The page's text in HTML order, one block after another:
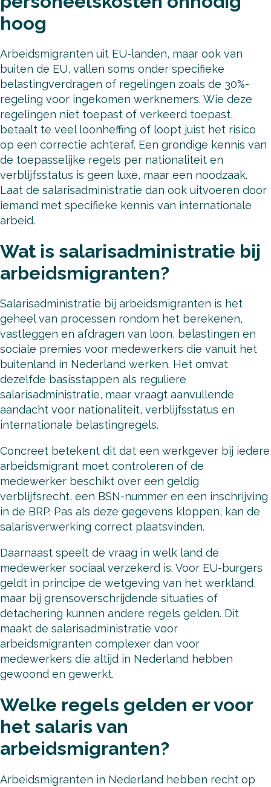
hoog
Arbeidsmigranten uit EU-landen, maar ook van
buiten de EU, vallen soms onder specifieke
belastingverdragen of regelingen zoals de 30%-
regeling voor ingekomen werknemers. Wie deze
regelingen niet toepast of verkeerd toepast,
betaalt te veel loonheffing of loopt juist het risico
op een correctie achteraf. Een grondige kennis van
de toepasselijke regels per nationaliteit en
verblijfsstatus is geen luxe, maar een noodzaak.
Laat de salarisadministratie dan ook uitvoeren door
iemand met specifieke kennis van internationale
arbeid.
Wat is salarisadministratie bij
arbeidsmigranten?
Salarisadministratie bij arbeidsmigranten is het
geheel van processen rondom het berekenen,
vastleggen en afdragen van loon, belastingen en
sociale premies voor medewerkers die vanuit het
buitenland in Nederland werken. Het omvat
dezelfde basisstappen als reguliere
salarisadministratie, maar vraagt aanvullende
aandacht voor nationaliteit, verblijfsstatus en
internationale belastingregels.
Concreet betekent dit dat een werkgever bij iedere
arbeidsmigrant moet controleren of de
medewerker beschikt over een geldig
verblijfsrecht, een BSN-nummer en een inschrijving
in de BRP. Pas als deze gegevens kloppen, kan de
salarisverwerking correct plaatsvinden.
Daarnaast speelt de vraag in welk land de
medewerker sociaal verzekerd is. Voor EU-burgers
geldt in principe de wetgeving van het werkland,
maar bij grensoverschrijdende situaties of
detachering kunnen andere regels gelden. Dit
maakt de salarisadministratie voor
arbeidsmigranten complexer dan voor
medewerkers die altijd in Nederland hebben
gewoond en gewerkt.
Welke regels gelden er voor
het salaris van
arbeidsmigranten?
Arbeidsmigranten in Nederland hebben recht op